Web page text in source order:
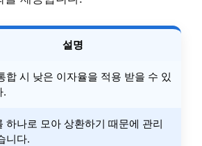
설명
합 시 낮은 이자율을 적용 받을 수 있
.
하나로 모아 상환하기 때문에 관리
니다.